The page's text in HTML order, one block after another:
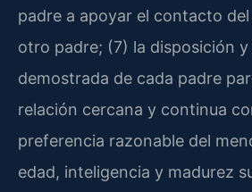
padre a apoyar el contacto
otro padre; (7) la disposición
demostrada de cada padre
relación cercana y continua
preferencia razonable del
edad, inteligencia y madurez